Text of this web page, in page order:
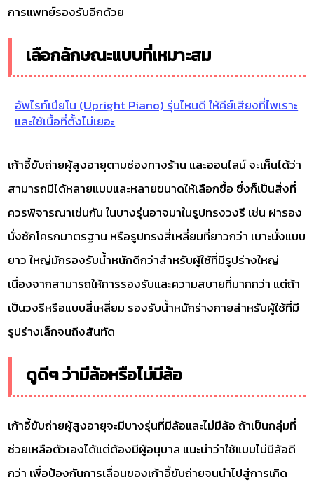
การแพทย์รองรับอีกด้วย
เลือกลักษณะแบบที่เหมาะสม
อัพไรท์เปียโน (Upright Piano) รุ่นไหนดี ให้คีย์เสียงที่ไพเราะ
และใช้เนื้อที่ตั้งไม่เยอะ
เก้าอี้ขับถ่ายผู้สูงอายุตามช่องทางร้าน และออนไลน์ จะเห็นได้ว่า
สามารถมีได้หลายแบบและหลายขนาดให้เลือกซื้อ ซึ่งก็เป็นสิ่งที่
ควรพิจารณาเช่นกัน ในบางรุ่นอาจมาในรูปทรงวงรี เช่น ฝารอง
นั่งชักโครกมาตรฐาน หรือรูปทรงสี่เหลี่ยมที่ยาวกว่า เบาะนั่งแบบ
ยาว ใหญ่มักรองรับน้ำหนักดีกว่าสำหรับผู้ใช้ที่มีรูปร่างใหญ่
เนื่องจากสามารถให้การรองรับและความสบายที่มากกว่า แต่ถ้า
เป็นวงรีหรือแบบสี่เหลี่ยม รองรับน้ำหนักร่างกายสำหรับผู้ใช้ที่มี
รูปร่างเล็กจนถึงสันทัด
ดูดีๆ ว่ามีล้อหรือไม่มีล้อ
เก้าอี้ขับถ่ายผู้สูงอายุจะมีบางรุ่นที่มีล้อและไม่มีล้อ ถ้าเป็นกลุ่มที่
ช่วยเหลือตัวเองได้แต่ต้องมีผู้อนุบาล แนะนำว่าใช้แบบไม่มีล้อดี
กว่า เพื่อป้องกันการเลื่อนของเก้าอี้ขับถ่ายจนนำไปสู่การเกิด